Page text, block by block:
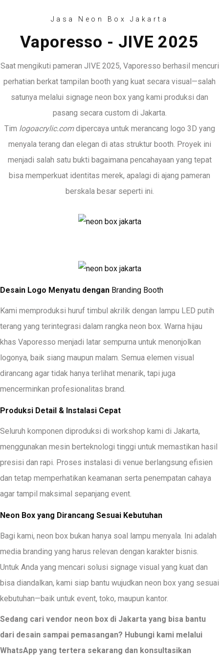
Jasa Neon Box Jakarta
Vaporesso - JIVE 2025
Saat mengikuti pameran JIVE 2025, Vaporesso berhasil mencuri
perhatian berkat tampilan booth yang kuat secara visual—salah
satunya melalui signage neon box yang kami produksi dan
pasang secara custom di Jakarta.
Tim logoacrylic.comdipercaya untuk merancang logo 3D yang
menyala terang dan elegan di atas struktur booth. Proyek ini
menjadi salah satu bukti bagaimana pencahayaan yang tepat
bisa memperkuat identitas merek, apalagi di ajang pameran
berskala besar seperti ini.
Desain Logo Menyatu dengan Branding Booth
Kami memproduksi huruf timbul akrilik dengan lampu LED putih
terang yang terintegrasi dalam rangka neon box. Warna hijau
khas Vaporesso menjadi latar sempurna untuk menonjolkan
logonya, baik siang maupun malam. Semua elemen visual
dirancang agar tidak hanya terlihat menarik, tapi juga
mencerminkan profesionalitas brand.
Produksi Detail & Instalasi Cepat
Seluruh komponen diproduksi di workshop kami di Jakarta,
menggunakan mesin berteknologi tinggi untuk memastikan hasil
presisi dan rapi. Proses instalasi di venue berlangsung efisien
dan tetap memperhatikan keamanan serta penempatan cahaya
agar tampil maksimal sepanjang event.
Neon Box yang Dirancang Sesuai Kebutuhan
Bagi kami, neon box bukan hanya soal lampu menyala. Ini adalah
media branding yang harus relevan dengan karakter bisnis.
Untuk Anda yang mencari solusi signage visual yang kuat dan
bisa diandalkan, kami siap bantu wujudkan neon box yang sesuai
kebutuhan—baik untuk event, toko, maupun kantor.
Sedang cari vendor neon box di Jakarta yang bisa bantu
dari desain sampai pemasangan? Hubungi kami melalui
WhatsApp yang tertera sekarang dan konsultasikan